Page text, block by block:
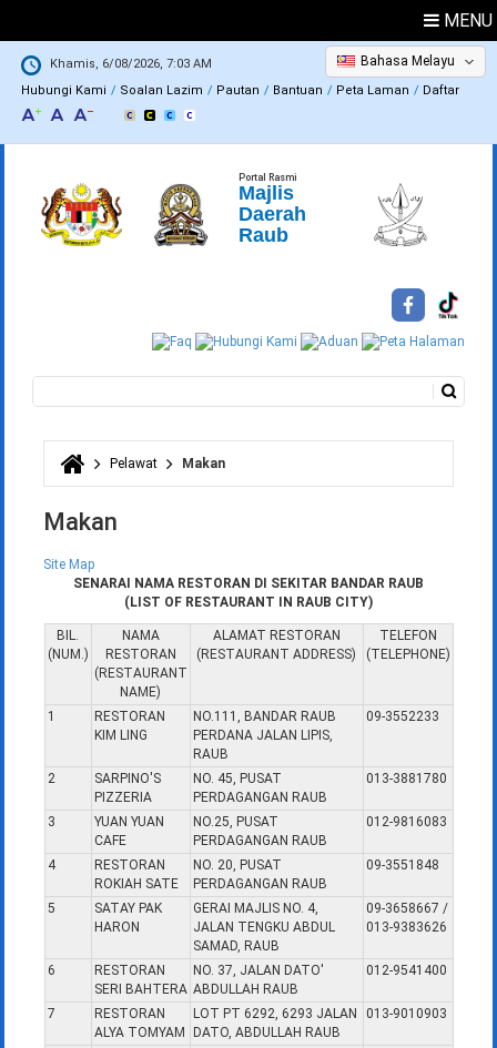
MENU
Khamis, 6/08/2026, 7:03 AM
Hubungi Kami
Soalan Lazim Pautan Bantuan Peta Laman Daftar
Bahasa Melayu
Portal Rasmi
Majlis
Daerah
Raub
Borang carian
Anda di sini
Pelawat Makan
Makan
Site Map
SENARAI NAMA RESTORAN DI SEKITAR BANDAR RAUB
(LIST OF RESTAURANT IN RAUB CITY)
BIL.
(NUM.)
NAMA
RESTORAN
(RESTAURANT
NAME)
ALAMAT RESTORAN
(RESTAURANT ADDRESS)
TELEFON
(TELEPHONE)
1
RESTORAN
KIM LING
NO.111, BANDAR RAUB
PERDANA JALAN LIPIS,
RAUB
09-3552233
2
SARPINO'S
PIZZERIA
NO. 45, PUSAT
PERDAGANGAN RAUB
013-3881780
3
YUAN YUAN
CAFE
NO.25, PUSAT
PERDAGANGAN RAUB
012-9816083
4
RESTORAN
ROKIAH SATE
NO. 20, PUSAT
PERDAGANGAN RAUB
09-3551848
5
SATAY PAK
HARON
GERAI MAJLIS NO. 4,
JALAN TENGKU ABDUL
SAMAD, RAUB
09-3658667 /
013-9383626
6
RESTORAN
SERI BAHTERA
NO. 37, JALAN DATO'
ABDULLAH RAUB
012-9541400
7
RESTORAN
ALYA TOMYAM
LOT PT 6292, 6293 JALAN
DATO, ABDULLAH RAUB
013-9010903